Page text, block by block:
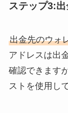
ステップ3:
出金先のウォ
アドレスは出
確認できます
ストを使用し